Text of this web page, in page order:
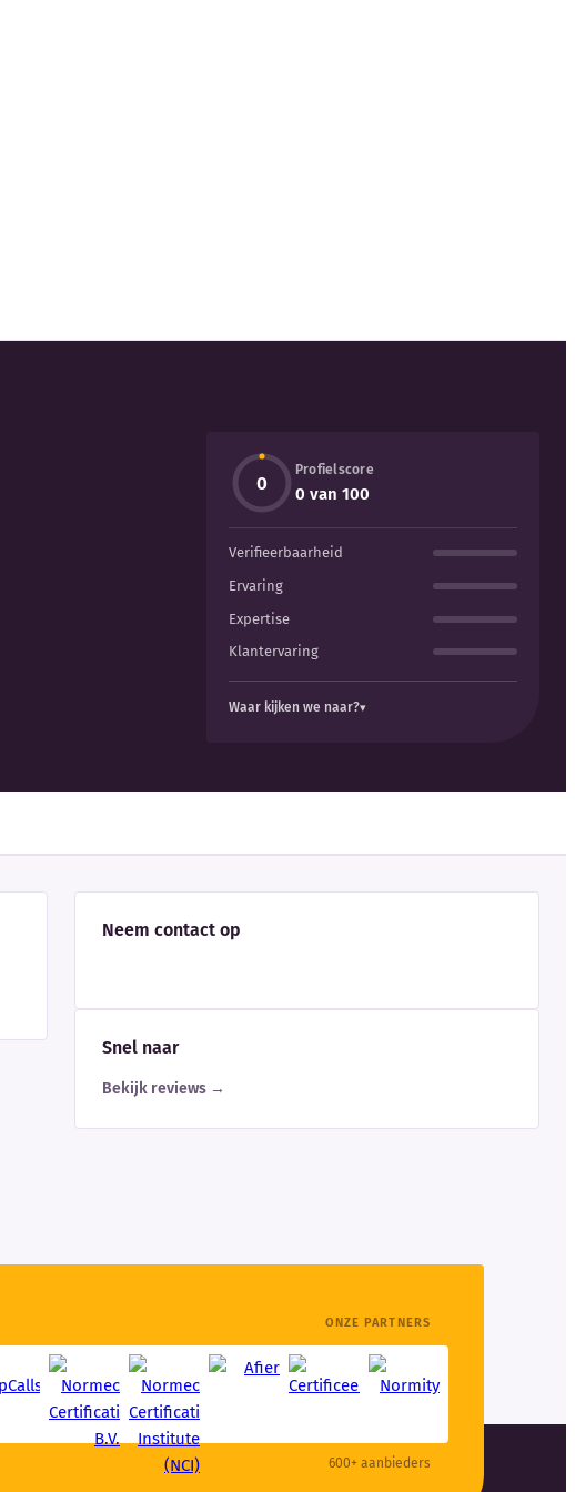
0
Profielscore
0 van 100
Verifieerbaarheid
Ervaring
Expertise
Klantervaring
Waar kijken we naar?
Neem contact op
Snel naar
Bekijk reviews →
ONZE PARTNERS
600+ aanbieders